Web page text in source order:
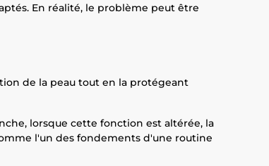
En réalité, le problème peut être
de la peau tout en la protégeant
lorsque cette fonction est altérée, la
l'un des fondements d'une routine